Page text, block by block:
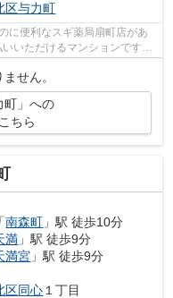
区与力町
に便利なスギ薬局扇町店があ
いただけるマンションです。
せん。
町」への
ちら
「南森町 」駅 徒歩10分
満 」駅 徒歩9分
満宮 」駅 徒歩9分
区同心 １丁目